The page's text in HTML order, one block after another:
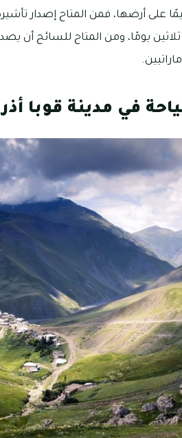
على أرضها، فمن المتاح إصدار
يومًا، ومن المتاح للسائح أن
في مدينة قوبا